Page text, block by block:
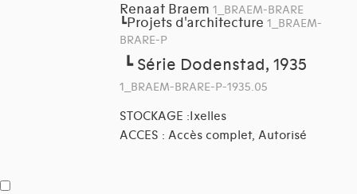
Renaat Braem 1_BRAEM-BRARE
┗Projets d'architecture 1_BRAEM-
BRARE-P
┗ Série Dodenstad, 1935
1_BRAEM-BRARE-P-1935.05
STOCKAGE :Ixelles
ACCES : Accès complet, Autorisé